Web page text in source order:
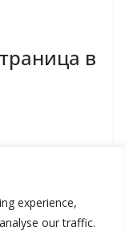
experience,
our traffic.
в